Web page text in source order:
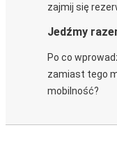
zajmij się
Jedźmy
Po co
zamiast tego
mobilność?